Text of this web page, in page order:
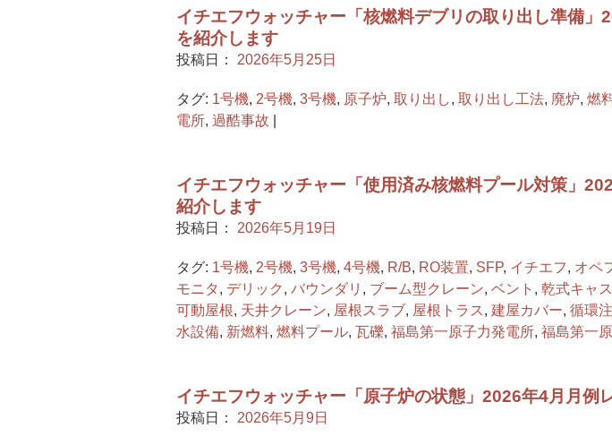
イチエフウォッチャー「核燃料デブリの取り出し準備」
を紹介します
投稿日： 2026年5月25日
タグ: 1号機, 2号機, 3号機, 原子炉, 取り出し, 取り出し工法, 廃炉, 燃
電所, 過酷事故
イチエフウォッチャー「使用済み核燃料プール対策」
紹介します
投稿日： 2026年5月19日
タグ: 1号機, 2号機, 3号機, 4号機, R/B, RO装置, SFP, イチエフ, オペ
モニタ , デリック , バウンダリ , ブーム型クレーン, ベント , 乾式キャ
可動屋根, 天井クレーン, 屋根スラブ, 屋根トラス , 建屋カバー, 循環
水設備, 新燃料, 燃料プール, 瓦礫, 福島第一原子力発電所, 福島第一
イチエフウォッチャー「原子炉の状態」2026年4月月例
投稿日： 2026年5月9日